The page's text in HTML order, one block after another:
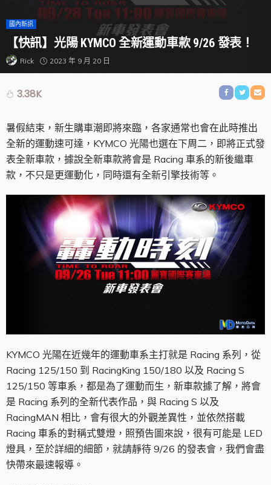
國內新訊
【快訊】光陽 KYMCO 全新運動車款 9/26 發表！
Rick 2023 年 9 月 20 日
3.38K
暑假結束，新生購車潮即將來臨，各家通常也會在此時推出
全新的運動速可達，KYMCO 光陽也選在下周二，即將正式發
表全新車款，據說全新車款將會是 Racing 車系的新後繼車
款，不只是更運動化，同時還有全新引擎技術等。
KYMCO 光陽在近幾年的運動車系主打就是 Racing 系列，從
Racing 125/150 到 RacingKing 150/180 以及 Racing S
125/150 等車系，都是為了運動而生，新車款據了解，將會
是 Racing 系列的全新代表作品，與 Racing S 以及
RacingMAN 相比，會有很大的外觀差異性，並依然搭載
Racing 車系的對稱式雙燈，照預告圖來說，很有可能是 LED
燈具，至於詳細的細節，就請靜待 9/26 的發表會，我們會盡
快帶來最速報導。